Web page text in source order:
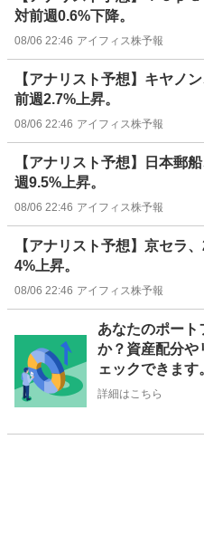
対前週0.6%下降。
08/06 22:46 アイフィス株予報
【アナリスト予想】キヤノ
前週2.7%上昇。
08/06 22:46 アイフィス株予報
【アナリスト予想】日本郵
週9.5%上昇。
08/06 22:46 アイフィス株予報
【アナリスト予想】京セラ
4%上昇。
08/06 22:46 アイフィス株予報
あなたのポート
か？資産配分や
ェックできます
詳細はこちら